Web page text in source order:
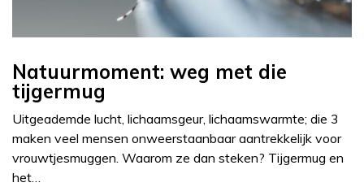
Natuurmoment: weg met die
tijgermug
Uitgeademde lucht, lichaamsgeur, lichaamswarmte; die 3
maken veel mensen onweerstaanbaar aantrekkelijk voor
vrouwtjesmuggen. Waarom ze dan steken? Tijgermug en
het…